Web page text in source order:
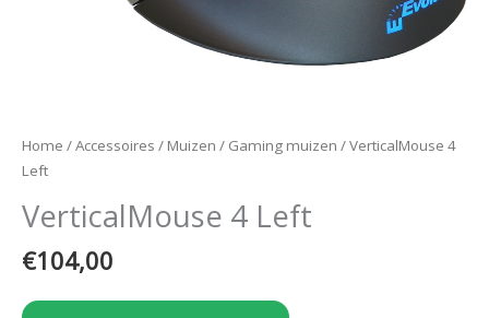
Home /Accessoires / Muizen / Gaming muizen / VerticalMouse 4
Left
VerticalMouse 4 Left
€104,00